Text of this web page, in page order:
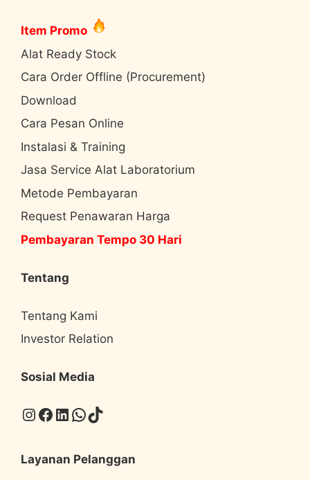
Item Promo
Alat Ready Stock
Cara Order Offline (Procurement)
Download
Cara Pesan Online
Instalasi & Training
Jasa Service Alat Laboratorium
Metode Pembayaran
Request Penawaran Harga
Pembayaran Tempo 30 Hari
Tentang
Tentang Kami
Investor Relation
Sosial Media
Instagram
Facebook
LinkedIn
WhatsApp
TikTok
Layanan Pelanggan